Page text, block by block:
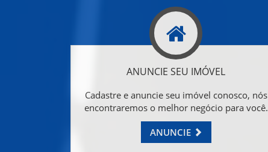
ANUNCIE SEU IMÓVEL
Cadastre e anuncie seu imóvel conosco, nós
encontraremos o melhor negócio para você.
ANUNCIE